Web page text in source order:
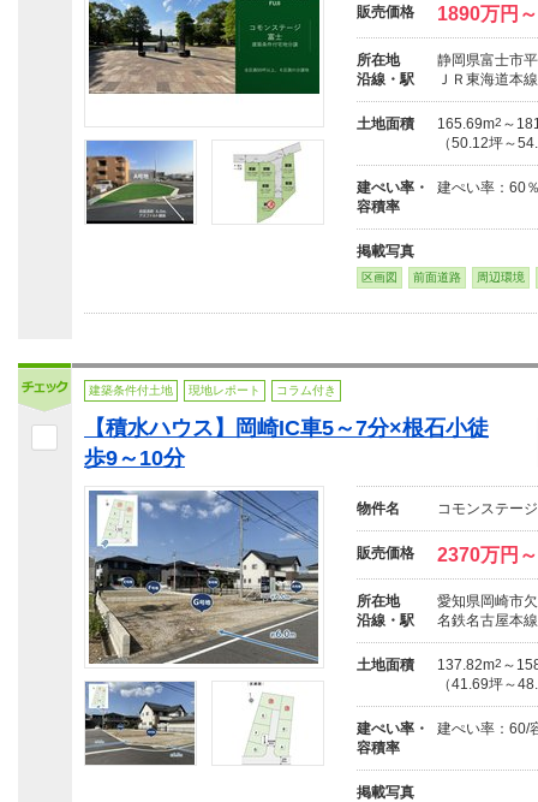
販売価格 1890万円
所在地
静岡県富士市
沿線・駅
ＪＲ東海道本
土地面積 165.69m2 ～
（50.12坪～
建ぺい率・
容積率
建ぺい率：60
掲載写真
区画図 前面道路 周辺環境
建築条件付土地 現地レポート コラム付き
【積水ハウス】岡崎IC車5～7分×根石小徒
歩9～10分
物件名 コモンステー
販売価格 2370万円
所在地
愛知県岡崎市
沿線・駅
名鉄名古屋本
土地面積 137.82m2 ～
（41.69坪～
建ぺい率・
容積率
建ぺい率：60/
掲載写真